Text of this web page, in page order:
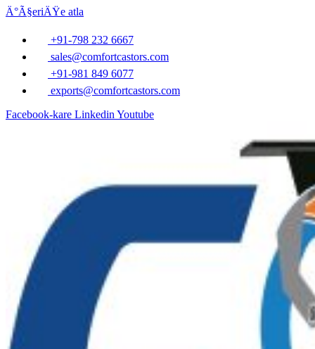
Ä°Ã§eriÄŸe atla
+91-798 232 6667
sales@comfortcastors.com
+91-981 849 6077
exports@comfortcastors.com
Facebook-kare Linkedin Youtube